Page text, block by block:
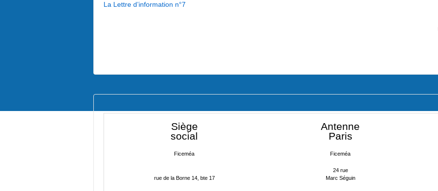
La Lettre d’information n°7
Siège
social
Ficeméa
rue de la Borne 14, bte 17
Antenne
Paris
Ficeméa
24 rue
Marc Séguin